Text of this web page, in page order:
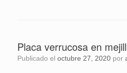
Placa verrucosa en
Publicado el octubre 27, 2020 por